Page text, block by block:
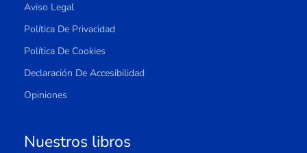
Aviso Legal
Política De Privacidad
Política De Cookies
Declaración De Accesibilidad
Opiniones
Nuestros libros